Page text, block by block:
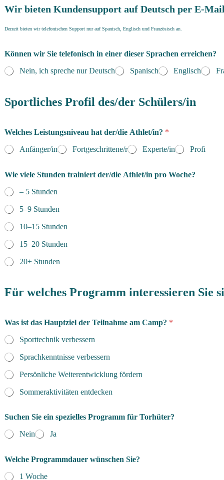
Wir bieten Kundensupport auf Deutsch per E-
Derzeit bieten wir telefonischen Support nur auf Spanisch, Englisch und Französisch an.
Können wir Sie telefonisch in einer dieser Sprachen erreichen?
Nein, ich spreche nur Deutsch
Spanisch Englisch
Sportliches Profil des/der Schülers/in
Welches Leistungsniveau hat der/die Athlet/in? *
Anfänger/in
Fortgeschrittene/r Experte/in Profi
Wie viele Stunden trainiert der/die Athlet/in pro Woche?
– 5 Stunden
5–9 Stunden
10–15 Stunden
15–20 Stunden
20+ Stunden
Für welches Programm interessieren Sie
e
r
/
d
i
e
A
t
e
t
e
/
n
Was ist das Hauptziel der Teilnahme am Camp? *
Sporttechnik verbessern
Sprachkenntnisse verbessern
Persönliche Weiterentwicklung fördern
Sommeraktivitäten entdecken
Suchen Sie ein spezielles Programm für Torhüter?
Nein
Ja
Welche Programmdauer wünschen Sie?
1 Woche